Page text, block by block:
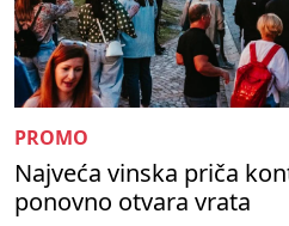
PROMO
Najveća vinska priča
ponovno otvara vrata